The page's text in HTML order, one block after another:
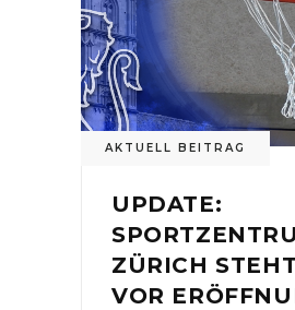
AKTUELL BEITRAG
UPDATE:
ZÜRICH
VOR